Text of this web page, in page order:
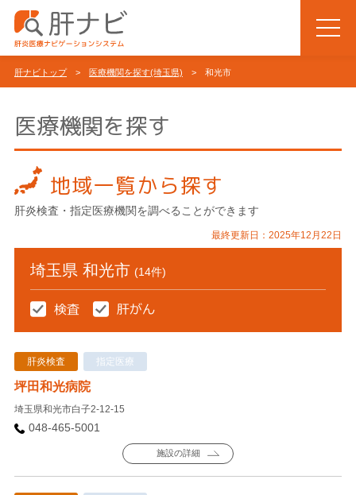
肝ナビトップ> 医療機関を探す(埼玉県) > 和光市
医療機関を探す
地域一覧から探す
肝炎検査・指定医療機関を調べることができます
最終更新日：2025年12月22日
埼玉県 和光市 (14件)
肝炎検査 指定医療
坪田和光病院
埼玉県和光市白子2-12-15
048-465-5001
施設の詳細